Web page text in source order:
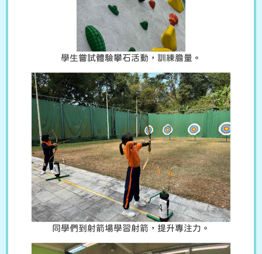
學生嘗試體驗攀石活動，訓練膽量。
同學們到射箭場學習射箭，提升專注力。